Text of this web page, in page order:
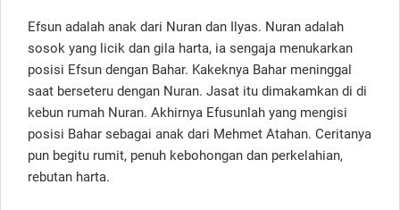
Efsun adalah anak dari Nuran dan Ilyas. Nuran adalah
sosok yang licik dan gila harta, ia sengaja menukarkan
posisi Efsun dengan Bahar. Kakeknya Bahar meninggal
saat berseteru dengan Nuran. Jasat itu dimakamkan di di
kebun rumah Nuran. Akhirnya Efusunlah yang mengisi
posisi Bahar sebagai anak dari Mehmet Atahan. Ceritanya
pun begitu rumit, penuh kebohongan dan perkelahian,
rebutan harta.